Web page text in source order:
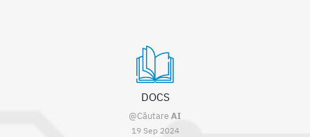
DOCS
@CăutareAI
19 Sep 2024